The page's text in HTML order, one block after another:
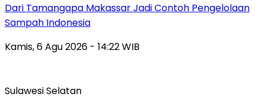
Dari Tamangapa Makassar Jadi Contoh Pengelolaan
Sampah Indonesia
Kamis, 6 Agu 2026 - 14:22 WIB
Sulawesi Selatan